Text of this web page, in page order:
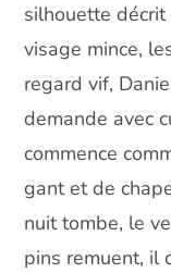
silhouette décrit
visage mince,
regard vif,
demande avec
commence
gant et de
nuit tombe, le
pins remuent, il